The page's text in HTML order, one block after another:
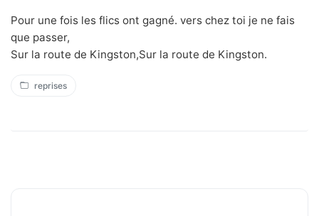
Pour une fois les flics ont gagné. vers chez toi je ne fais
que passer,
Sur la route de Kingston,Sur la route de Kingston.
reprises